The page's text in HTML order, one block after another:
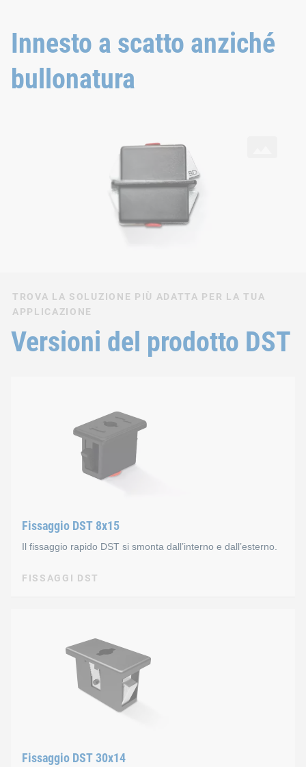
Innesto a scatto anziché
bullonatura
TROVA LA SOLUZIONE PIÙ ADATTA PER LA TUA
APPLICAZIONE
Versioni del prodotto DST
Fissaggio DST 8x15
Il fissaggio rapido DST si smonta dall’interno e dall’esterno.
FISSAGGI DST
Fissaggio DST 8x15 per
Il fissaggio con tecnologia a scatto unisce elementi in
Per apertura di montaggio 8x15
Fissaggio DST 30x14